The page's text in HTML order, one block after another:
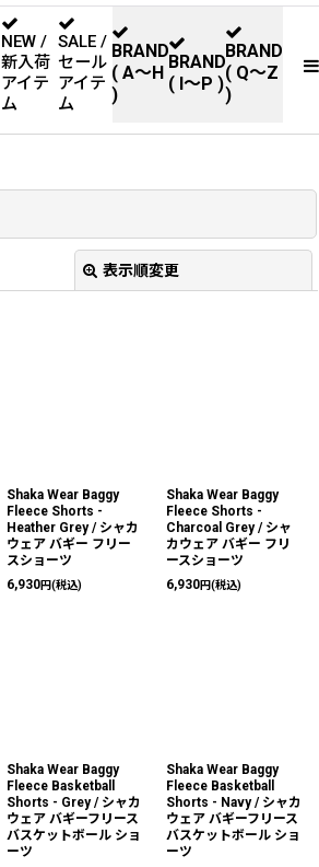
NEW /
新入荷
アイテ
ム
SALE /
セール
アイテ
ム
BRAND
( A〜H
)
BRAND
( I〜P )
BRAND
( Q〜Z
)
表示順変更
Shaka Wear Baggy
Fleece Shorts -
Heather Grey / シャカ
ウェア バギー フリー
スショーツ
6,930円(税込)
Shaka Wear Baggy
Fleece Shorts -
Charcoal Grey / シャ
カウェア バギー フリ
ースショーツ
6,930円(税込)
Shaka Wear Baggy
Fleece Basketball
Shorts - Grey / シャカ
ウェア バギーフリース
バスケットボール ショ
ーツ
Shaka Wear Baggy
Fleece Basketball
Shorts - Navy / シャカ
ウェア バギーフリース
バスケットボール ショ
ーツ